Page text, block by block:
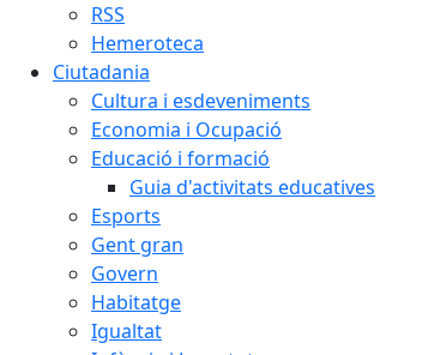
RSS
Hemeroteca
Ciutadania
Cultura i esdeveniments
Economia i Ocupació
Educació i formació
Guia d'activitats educatives
Esports
Gent gran
Govern
Habitatge
Igualtat